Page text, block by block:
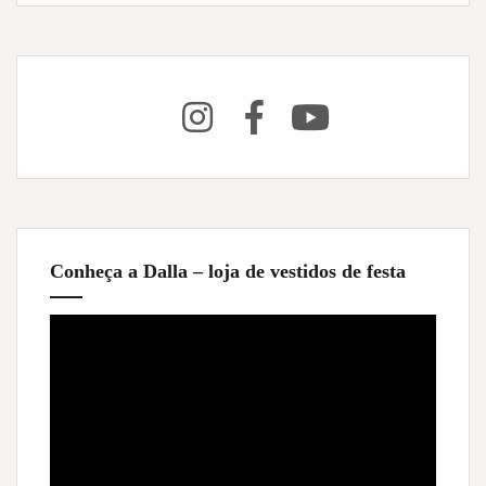
Conheça a Dalla – loja de vestidos de festa